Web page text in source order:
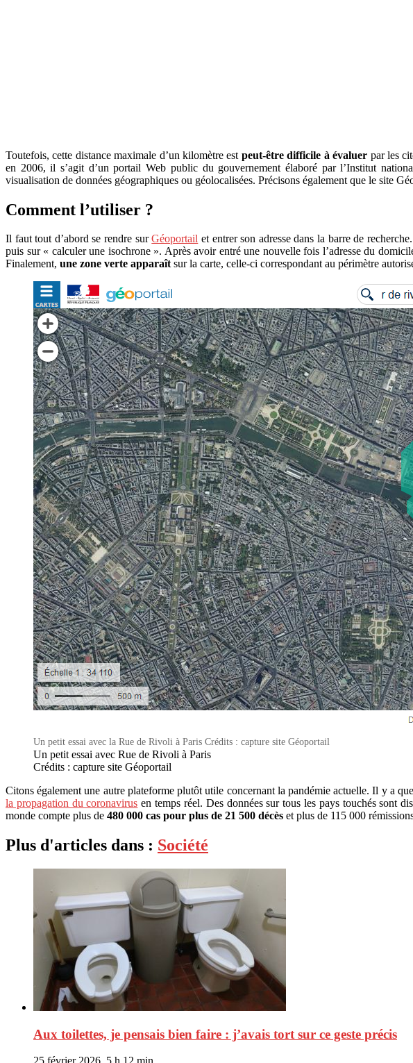
Toutefois, cette distance maximale d’un kilomètre est peut-être difficile à évaluer par les
en 2006, il s’agit d’un portail Web public du gouvernement élaboré par l’Institut
visualisation de données géographiques ou géolocalisées. Précisons également que le site
Comment l’utiliser ?
Il faut tout d’abord se rendre surGéoportail et entrer son adresse dans la barre de
puis sur « calculer une isochrone ». Après avoir entré une nouvelle fois l’adresse du
Finalement, une zone verte apparaîtsur la carte, celle-ci correspondant au périmètre
Un petit essai avec la Rue de Rivoli à Paris Crédits : capture site Géoportail
Un petit essai avec Rue de Rivoli à Paris
Crédits : capture site Géoportail
Citons également une autre plateforme plutôt utile concernant la pandémie actuelle. Il y a
la propagation du coronavirus en temps réel. Des données sur tous les pays touchés sont
monde compte plus de 480 000 cas pour plus de 21 500 décès et plus de 115 000
Plus d'articles dans : Société
Aux toilettes, je pensais bien faire : j’avais tort sur ce geste précis